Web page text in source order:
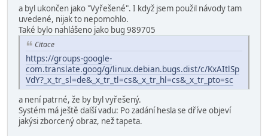
a byl ukončen jako "Vyřešené". I když jsem použil návody tam
uvedené, nijak to nepomohlo.
Také bylo nahlášeno jako bug 989705
Citace
https://groups-google-
com.translate.goog/g/linux.debian.bugs.dist/c/KxAItlSp
VdY?_x_tr_sl=de&_x_tr_tl=cs&_x_tr_hl=cs&_x_tr_pto=sc
a není patrné, že by byl vyřešený.
Systém má ještě další vadu: Po zadání hesla se dříve objeví
jakýsi zborcený obraz, než tapeta.